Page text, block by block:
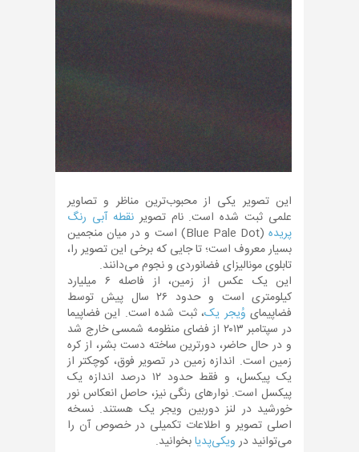
این تصویر یکی از محبوب‌ترین مناظر و تصاویر
علمی ثبت شده است. نام تصویرنقطه آبی رنگ
پریده
(Blue Pale Dot) است و در میان منجمین
بسیار معروف است؛ تا جایی که برخی این تصویر را،
تابلوی مونالیزای فضانوردی و نجوم می‌دانند.
این یک عکس از زمین، از فاصله ۶ میلیارد
کیلومتری است و حدود ۲۶ سال پیش توسط
فضاپیمای وُیجر یک، ثبت شده است. این فضاپیما
در سپتامبر ۲۰۱۳ از فضای منظومه شمسی خارج شد
و در حال حاضر، دورترین ساخته دست بشر، از کره
زمین است. اندازه زمین در تصویر فوق، کوچکتر از
یک پیکسل، و فقط حدود ۱۲ درصد اندازه یک
پیکسل است. نوارهای رنگی نیز، حاصل انعکاس نور
خورشید در لنز دوربین ویجر یک هستند. نسخه
اصلی تصویر و اطلاعات تکمیلی در خصوص آن را
می‌توانید درویکی‌پدیابخوانید.